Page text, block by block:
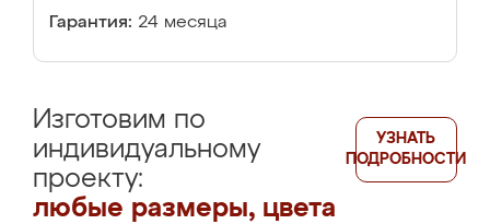
Гарантия: 24 месяца
Изготовим по
индивидуальному
проекту:
любые размеры, цвета
УЗНАТЬ
ПОДРОБНОСТИ